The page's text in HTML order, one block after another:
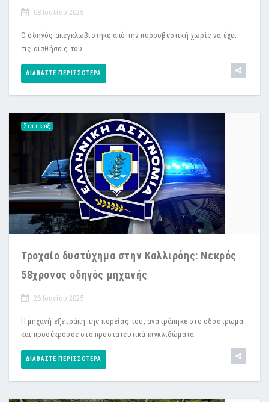
08 Ιουλίου 2025
Ο οδηγός απεγκλωβίστηκε από την πυροσβεστική χωρίς να έχει
τις αισθήσεις του
ΔΙΑΒΆΣΤΕ ΠΕΡΙΣΣΌΤΕΡΑ
Στα πέριξ
Τροχαίο δυστύχημα στην Καλλιρόης: Νεκρός
58χρονος οδηγός μηχανής
26 Ιουνίου 2025
Η μηχανή εξετράπη της πορείας του, ανατράπηκε στο οδόστρωμα
και προσέκρουσε στο προστατευτικά κιγκλιδώματα
ΔΙΑΒΆΣΤΕ ΠΕΡΙΣΣΌΤΕΡΑ